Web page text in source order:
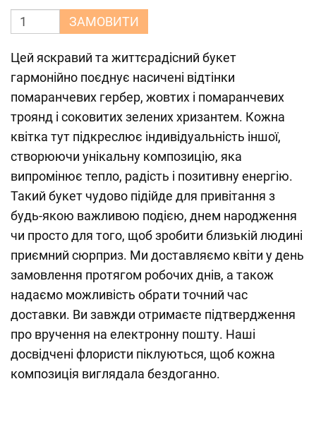
ЗАМОВИТИ
Цей яскравий та життєрадісний букет
гармонійно поєднує насичені відтінки
помаранчевих гербер, жовтих і помаранчевих
троянд і соковитих зелених хризантем. Кожна
квітка тут підкреслює індивідуальність іншої,
створюючи унікальну композицію, яка
випромінює тепло, радість і позитивну енергію.
Такий букет чудово підійде для привітання з
будь-якою важливою подією, днем народження
чи просто для того, щоб зробити близькій людині
приємний сюрприз. Ми доставляємо квіти у день
замовлення протягом робочих днів, а також
надаємо можливість обрати точний час
доставки. Ви завжди отримаєте підтвердження
про вручення на електронну пошту. Наші
досвідчені флористи піклуються, щоб кожна
композиція виглядала бездоганно.